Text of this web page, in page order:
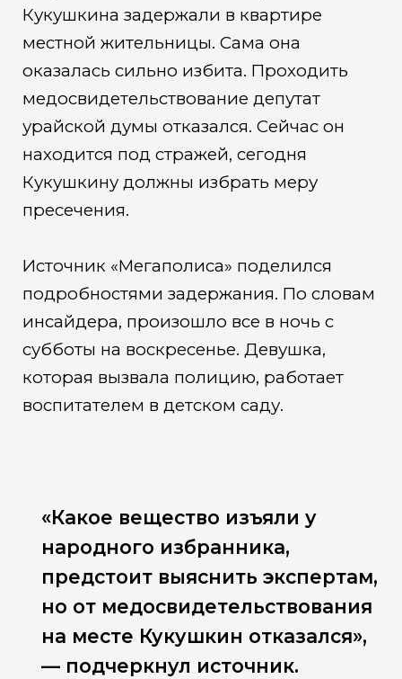
Кукушкина задержали в квартире
местной жительницы. Сама она
оказалась сильно избита. Проходить
медосвидетельствование депутат
урайской думы отказался. Сейчас он
находится под стражей, сегодня
Кукушкину должны избрать меру
пресечения.
Источник «Мегаполиса» поделился
подробностями задержания. По словам
инсайдера, произошло все в ночь с
субботы на воскресенье. Девушка,
которая вызвала полицию, работает
воспитателем в детском саду.
«Какое вещество изъяли у
народного избранника,
предстоит выяснить экспертам,
но от медосвидетельствования
на месте Кукушкин отказался»,
— подчеркнул источник.